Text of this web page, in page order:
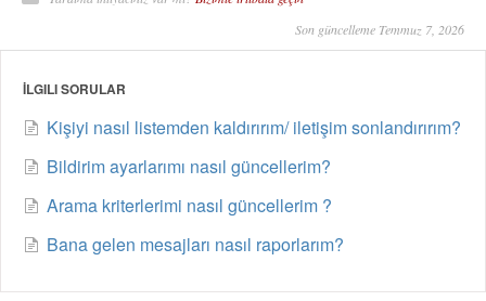
Son güncelleme Temmuz 7, 2026
İLGILI SORULAR
Kişiyi nasıl listemden kaldırırım/ iletişim sonlandırırım?
Bildirim ayarlarımı nasıl güncellerim?
Arama kriterlerimi nasıl güncellerim ?
Bana gelen mesajları nasıl raporlarım?